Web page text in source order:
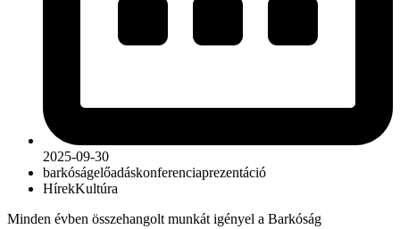
2025-09-30
barkóságelőadáskonferenciaprezentáció
HírekKultúra
Minden évben összehangolt munkát igényel a Barkóság